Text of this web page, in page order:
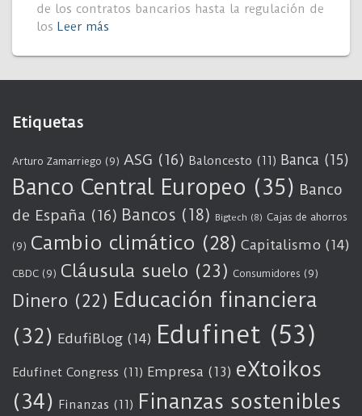
de los contratos bancarios hasta la regulación de
los Leer más
Etiquetas
Arturo Zamarriego (9) ASG (16) Baloncesto (11) Banca (15)
Banco Central Europeo (35) Banco
de España (16) Bancos (18) Bigtech (8) Cajas de ahorros
(9) Cambio climático (28) Capitalismo (14)
CBDC (9) Cláusula suelo (23) Consumidores (9)
Dinero (22) Educación financiera
(32) EdufiBlog (14) Edufinet (53)
Edufinet Congress (11) Empresa (13) eXtoikos
(34) Finanzas (11) Finanzas sostenibles